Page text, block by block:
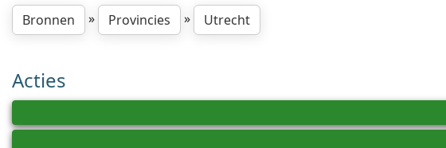
Bronnen
» Provincies » Utrecht
Acties